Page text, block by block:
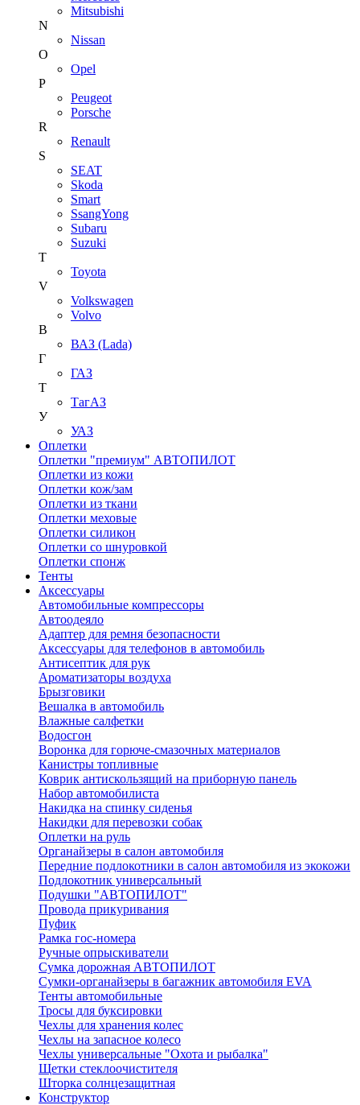
Mitsubishi
N
Nissan
O
Opel
P
Peugeot
Porsche
R
Renault
S
SEAT
Skoda
Smart
SsangYong
Subaru
Suzuki
T
Toyota
V
Volkswagen
Volvo
В
ВАЗ (Lada)
Г
ГАЗ
Т
ТагАЗ
У
УАЗ
Оплетки
Оплетки "премиум" АВТОПИЛОТ
Оплетки из кожи
Оплетки кож/зам
Оплетки из ткани
Оплетки меховые
Оплетки силикон
Оплетки со шнуровкой
Оплетки спонж
Тенты
Аксессуары
Автомобильные компрессоры
Автоодеяло
Адаптер для ремня безопасности
Аксессуары для телефонов в автомобиль
Антисептик для рук
Ароматизаторы воздуха
Брызговики
Вешалка в автомобиль
Влажные салфетки
Водосгон
Воронка для горюче-смазочных материалов
Канистры топливные
Коврик антискользящий на приборную панель
Набор автомобилиста
Накидка на спинку сиденья
Накидки для перевозки собак
Оплетки на руль
Органайзеры в салон автомобиля
Передние подлокотники в салон автомобиля из экокожи
Подлокотник универсальный
Подушки "АВТОПИЛОТ"
Провода прикуривания
Пуфик
Рамка гос-номера
Ручные опрыскиватели
Сумка дорожная АВТОПИЛОТ
Сумки-органайзеры в багажник автомобиля EVA
Тенты автомобильные
Тросы для буксировки
Чехлы для хранения колес
Чехлы на запасное колесо
Чехлы универсальные "Охота и рыбалка"
Щетки стеклоочистителя
Шторка солнцезащитная
Конструктор